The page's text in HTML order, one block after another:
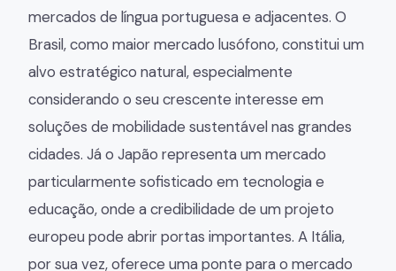
mercados de língua portuguesa e adjacentes. O
Brasil, como maior mercado lusófono, constitui um
alvo estratégico natural, especialmente
considerando o seu crescente interesse em
soluções de mobilidade sustentável nas grandes
cidades. Já o Japão representa um mercado
particularmente sofisticado em tecnologia e
educação, onde a credibilidade de um projeto
europeu pode abrir portas importantes. A Itália,
por sua vez, oferece uma ponte para o mercado